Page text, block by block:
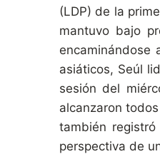
(LDP) de la
mantuvo bajo
encaminándose
asiáticos, Seúl
sesión del
alcanzaron
también
perspectiva de